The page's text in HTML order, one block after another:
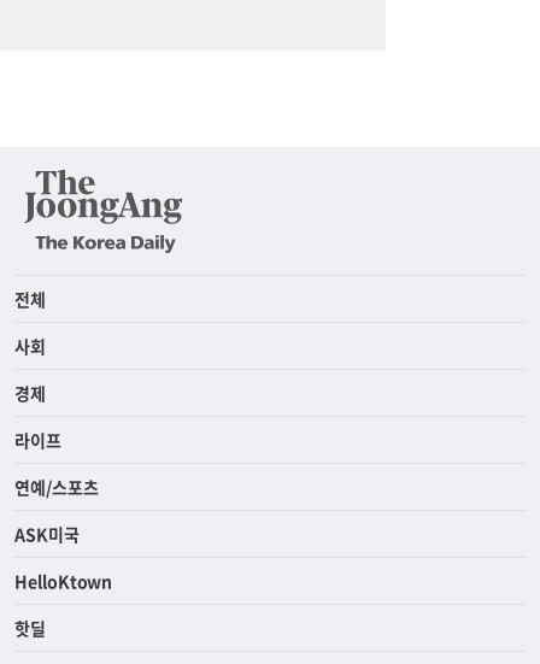
전체
사회
경제
라이프
연예/스포츠
ASK미국
HelloKtown